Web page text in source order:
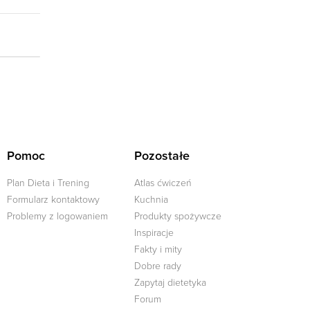
Pomoc
Plan Dieta i Trening
Formularz kontaktowy
Problemy z logowaniem
Pozostałe
Atlas ćwiczeń
Kuchnia
Produkty spożywcze
Inspiracje
Fakty i mity
Dobre rady
Zapytaj dietetyka
Forum